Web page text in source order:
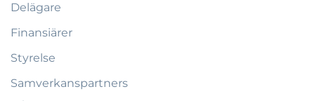
Delägare
Finansiärer
Styrelse
Samverkanspartners